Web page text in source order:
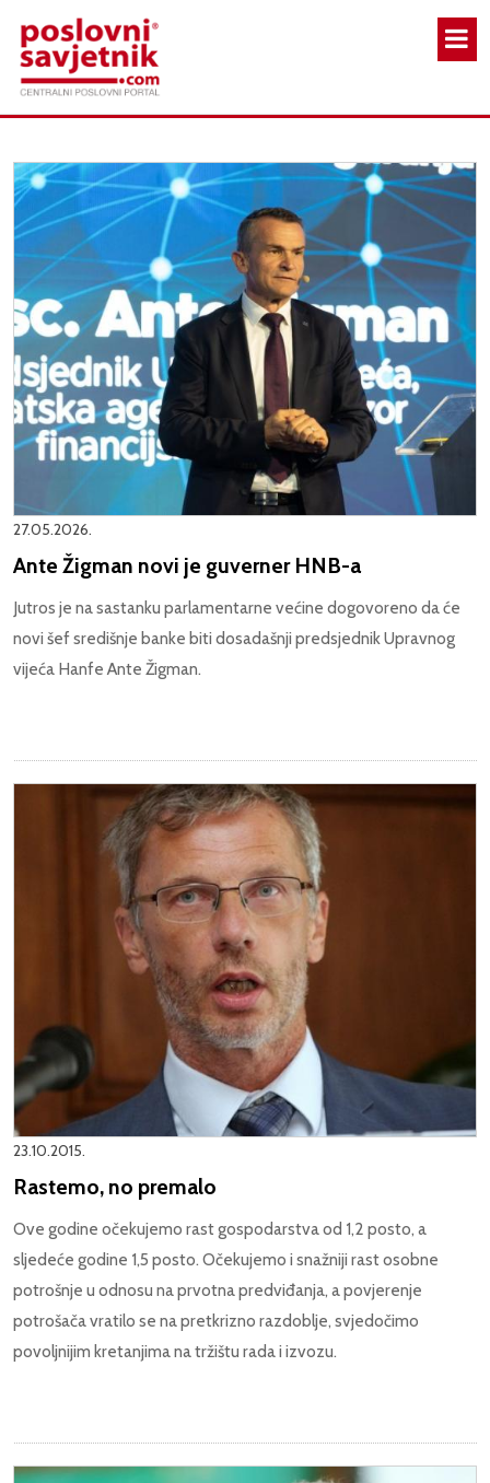
27.05.2026.
Ante Žigman novi je guverner HNB-a
Jutros je na sastanku parlamentarne većine dogovoreno da će
novi šef središnje banke biti dosadašnji predsjednik Upravnog
vijeća Hanfe Ante Žigman.
23.10.2015.
Rastemo, no premalo
Ove godine očekujemo rast gospodarstva od 1,2 posto, a
sljedeće godine 1,5 posto. Očekujemo i snažniji rast osobne
potrošnje u odnosu na prvotna predviđanja, a povjerenje
potrošača vratilo se na pretkrizno razdoblje, svjedočimo
povoljnijim kretanjima na tržištu rada i izvozu.